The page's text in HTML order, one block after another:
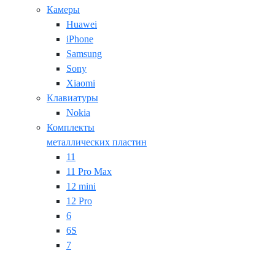
Камеры
Huawei
iPhone
Samsung
Sony
Xiaomi
Клавиатуры
Nokia
Комплекты
металлических пластин
11
11 Pro Max
12 mini
12 Pro
6
6S
7